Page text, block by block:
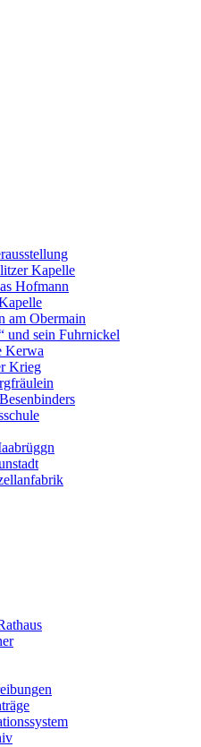
Kapelle
Hofmann
am Obermain
und sein Fuhrnickel
Kerwa
Krieg